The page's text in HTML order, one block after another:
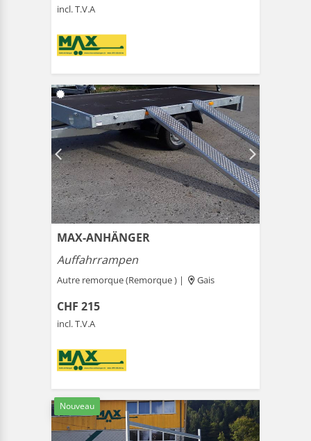
incl. T.V.A
MAX-ANHÄNGER
Auffahrrampen
Autre remorque (Remorque ) | Gais
CHF 215
incl. T.V.A
Nouveau